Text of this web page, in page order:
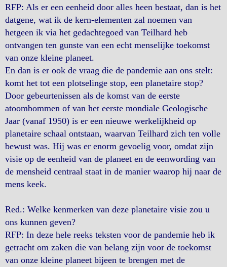
RFP: Als er een eenheid door alles heen bestaat, dan is het
datgene, wat ik de kern-elementen zal noemen van
hetgeen ik via het gedachtegoed van Teilhard heb
ontvangen ten gunste van een echt menselijke toekomst
van onze kleine planeet.
En dan is er ook de vraag die de pandemie aan ons stelt:
komt het tot een plotselinge stop, een planetaire stop?
Door gebeurtenissen als de komst van de eerste
atoombommen of van het eerste mondiale Geologische
Jaar (vanaf 1950) is er een nieuwe werkelijkheid op
planetaire schaal ontstaan, waarvan Teilhard zich ten volle
bewust was. Hij was er enorm gevoelig voor, omdat zijn
visie op de eenheid van de planeet en de eenwording van
de mensheid centraal staat in de manier waarop hij naar de
mens keek.
Red.: Welke kenmerken van deze planetaire visie zou u
ons kunnen geven?
RFP: In deze hele reeks teksten voor de pandemie heb ik
getracht om zaken die van belang zijn voor de toekomst
van onze kleine planeet bijeen te brengen met de